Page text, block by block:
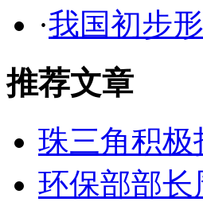
·我国初步
推荐文章
珠三角积
环保部部